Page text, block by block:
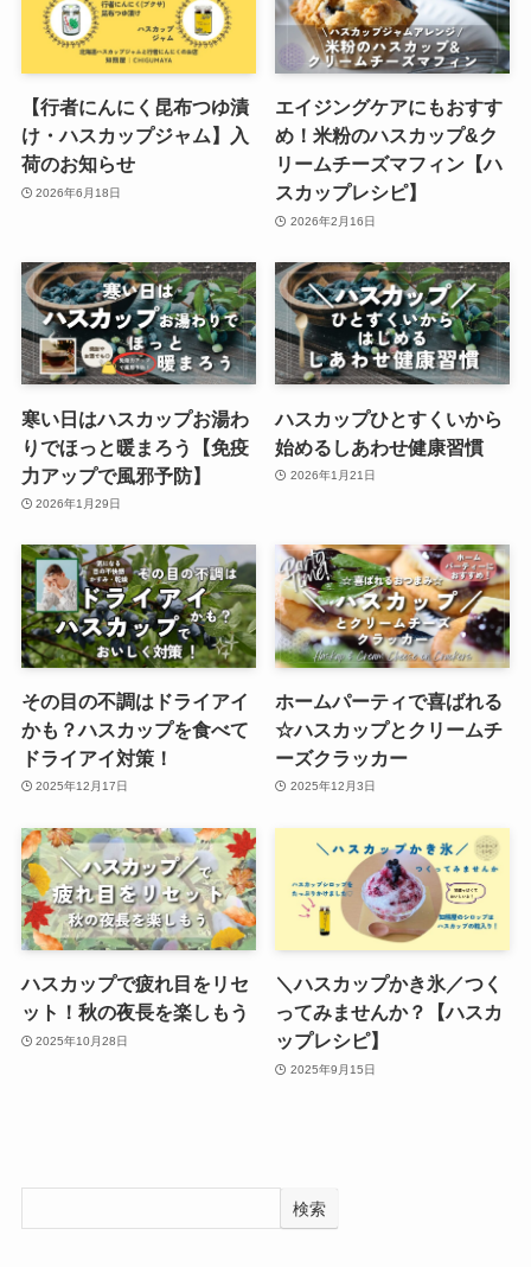
【行者にんにく昆布つゆ漬
け・ハスカップジャム】入
荷のお知らせ
2026年6月18日
エイジングケアにもおすす
め！米粉のハスカップ&ク
リームチーズマフィン【ハ
スカップレシピ】
2026年2月16日
寒い日はハスカップお湯わ
りでほっと暖まろう【免疫
力アップで風邪予防】
2026年1月29日
ハスカップひとすくいから
始めるしあわせ健康習慣
2026年1月21日
その目の不調はドライアイ
かも？ハスカップを食べて
ドライアイ対策！
2025年12月17日
ホームパーティで喜ばれる
☆ハスカップとクリームチ
ーズクラッカー
2025年12月3日
ハスカップで疲れ目をリセ
ット！秋の夜長を楽しもう
2025年10月28日
＼ハスカップかき氷／つく
ってみませんか？【ハスカ
ップレシピ】
2025年9月15日
検索